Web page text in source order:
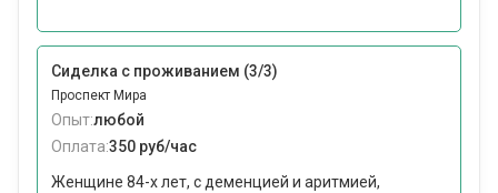
Сиделка с проживанием (3/3)
Проспект Мира
Опыт:любой
Оплата:350 руб/час
Женщине 84-х лет, с деменцией и аритмией,